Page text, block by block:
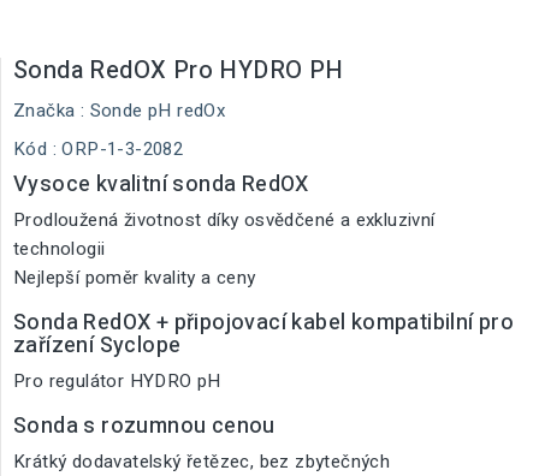
Sonda RedOX Pro HYDRO PH
Značka : Sonde pH redOx
Kód : ORP-1-3-2082
Vysoce kvalitní sonda RedOX
Prodloužená životnost díky osvědčené a exkluzivní
technologii
Nejlepší poměr kvality a ceny
Sonda RedOX + připojovací kabel kompatibilní pro
zařízení Syclope
Pro regulátor HYDRO pH
Sonda s rozumnou cenou
Krátký dodavatelský řetězec, bez zbytečných